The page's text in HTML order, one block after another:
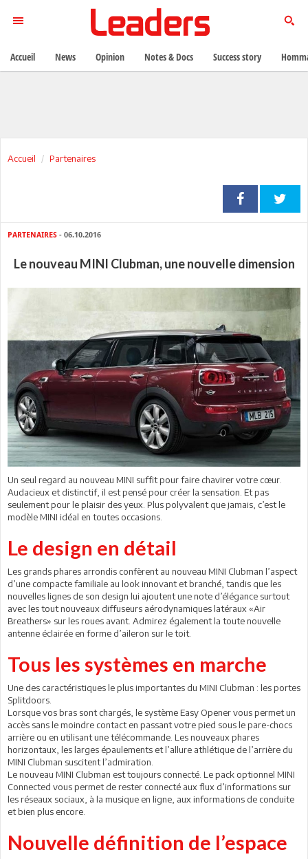
Accueil Partenaires
PARTENAIRES - 06.10.2016
Le nouveau MINI Clubman, une nouvelle dimension
Un seul regard au nouveau MINI suffit pour faire chavirer votre cœur.
Audacieux et distinctif, il est pensé pour créer la sensation. Et pas
seulement pour le plaisir des yeux. Plus polyvalent que jamais, c’est le
modèle MINI idéal en toutes occasions.
Le design en détail
Les grands phares arrondis confèrent au nouveau MINI Clubman l’aspect
d’une compacte familiale au look innovant et branché, tandis que les
nouvelles lignes de son design lui ajoutent une note d’élégance surtout
avec les tout nouveaux diffuseurs aérodynamiques latéraux «Air
Breathers» sur les roues avant. Admirez également la toute nouvelle
antenne éclairée en forme d’aileron sur le toit.
Tous les systèmes en marche
Une des caractéristiques le plus importantes du MINI Clubman : les portes
Splitdoors.
Lorsque vos bras sont chargés, le système Easy Opener vous permet un
accès sans le moindre contact en passant votre pied sous le pare-chocs
arrière ou en utilisant une télécommande. Les nouveaux phares
horizontaux, les larges épaulements et l’allure athlétique de l’arrière du
MINI Clubman suscitent l’admiration.
Le nouveau MINI Clubman est toujours connecté. Le pack optionnel MINI
Connected vous permet de rester connecté aux flux d’informations sur
les réseaux sociaux, à la musique en ligne, aux informations de conduite
et bien plus encore.
Nouvelle définition de l’espace
Accueil News Opinion Notes & Docs Success story